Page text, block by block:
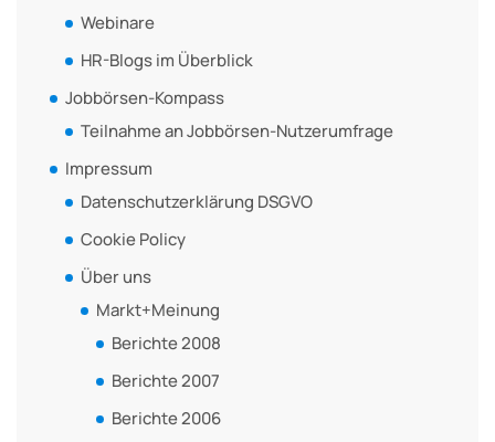
Webinare
HR-Blogs im Überblick
Jobbörsen-Kompass
Teilnahme an Jobbörsen-Nutzerumfrage
Impressum
Datenschutzerklärung DSGVO
Cookie Policy
Über uns
Markt+Meinung
Berichte 2008
Berichte 2007
Berichte 2006